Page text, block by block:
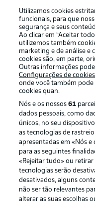
Oferecido por
Publicidade
Gerir preferências
Utilizamos cookies
funcionais, para que
segurança e seus
Ao clicar em “Aceitar
utilizemos também
marketing e de análise e
cookies são, em parte,
Outras informações
Configurações de
onde você também pode
cookies quan.
Nós e os nossos61
dados pessoais, como
únicos, no seu
as tecnologias de
apresentadas em «Nós
para as seguintes
«Rejeitar tudo» ou
tecnologias serão
desativados, alguns
não ser tão relevantes
alterar as suas escolhas